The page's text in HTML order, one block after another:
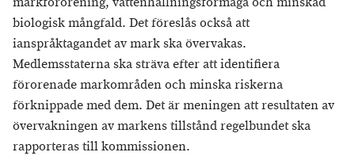
biologisk mångfald. Det föreslås också att
ianspråktagandet av mark ska övervakas.
Medlemsstaterna ska sträva efter att identifiera
förorenade markområden och minska riskerna
förknippade med dem. Det är meningen att resultaten av
övervakningen av markens tillstånd regelbundet ska
rapporteras till kommissionen.